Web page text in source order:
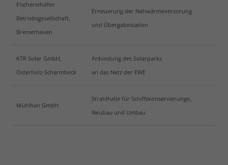
Fischereihafen
Betriebsgesellschaft,
Bremerhaven
Erneuerung der Nahwärmeversorung
und Übergabestation
KTR Solar GmbH,
Osterholz-Scharmbeck
Anbindung des Solarparks
an das Netz der EWE
Mühlhan GmbH
Strahlhalle für Schiffskonservierunge,
Neubau und Umbau